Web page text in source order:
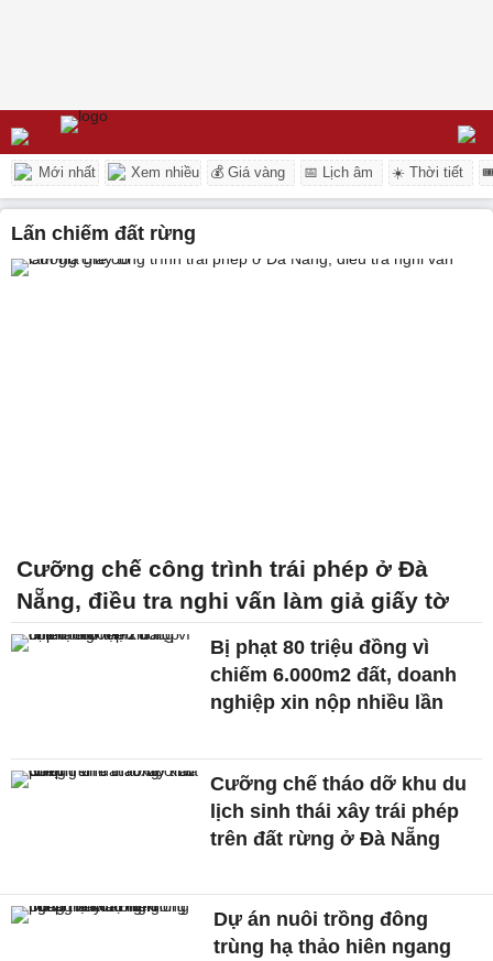
Mới nhất Xem nhiều 💰 Giá vàng 📅 Lịch âm ☀️ Thời tiết
lấn chiếm đất rừng
Cưỡng chế công trình trái phép ở Đà
Nẵng, điều tra nghi vấn làm giả giấy tờ
Bị phạt 80 triệu đồng vì
chiếm 6.000m2 đất, doanh
nghiệp xin nộp nhiều lần
Cưỡng chế tháo dỡ khu du
lịch sinh thái xây trái phép
trên đất rừng ở Đà Nẵng
Dự án nuôi trồng đông
trùng hạ thảo hiên ngang